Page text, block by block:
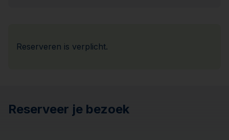
Reserveren is verplicht.
Reserveer je bezoek